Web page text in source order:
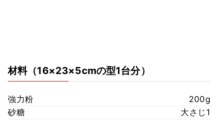
材料（16×23×5cmの型1台分）
強力粉
200g
砂糖
大さじ1